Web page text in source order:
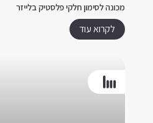
מכונה לסימון חלקי פלסטיק בלייזר
לקרוא עוד